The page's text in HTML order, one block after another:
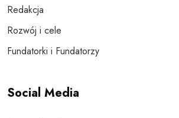
Redakcja
Rozwój i cele
Fundatorki i Fundatorzy
Social Media